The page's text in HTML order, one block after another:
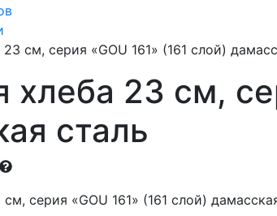
см, серия «GOU 161» (161 слой)
23 см,
сталь